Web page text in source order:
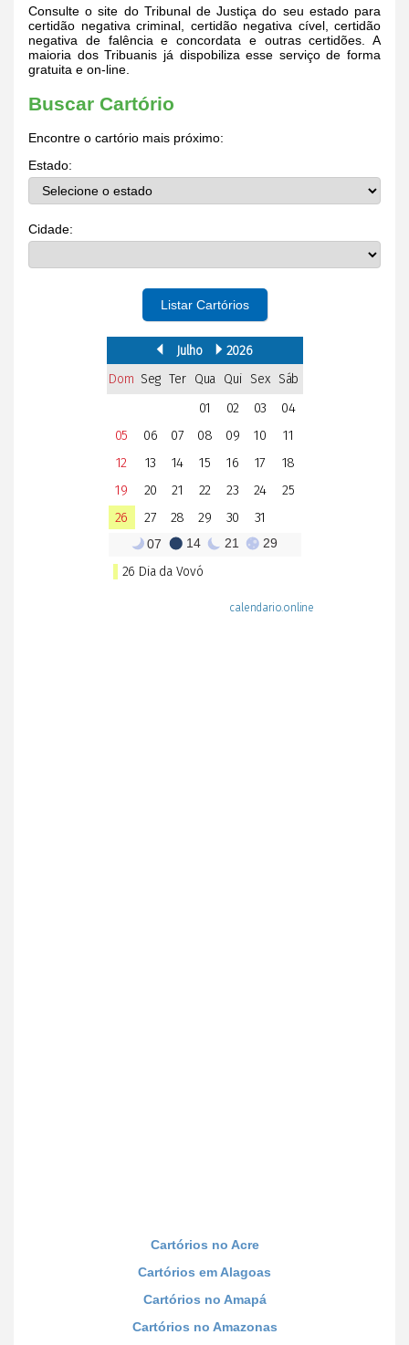
Consulte o site do Tribunal de Justiça do seu estado para
certidão negativa criminal, certidão negativa cível, certidão
negativa de falência e concordata e outras certidões. A
maioria dos Tribuanis já dispobiliza esse serviço de forma
gratuita e on-line.
Buscar Cartório
Encontre o cartório mais próximo:
Estado:
Cidade:
Listar Cartórios
Cartórios no Acre
Cartórios em Alagoas
Cartórios no Amapá
Cartórios no Amazonas